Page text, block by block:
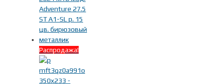
Распродажа!